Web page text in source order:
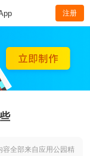
注册
容全部来自应用公园精